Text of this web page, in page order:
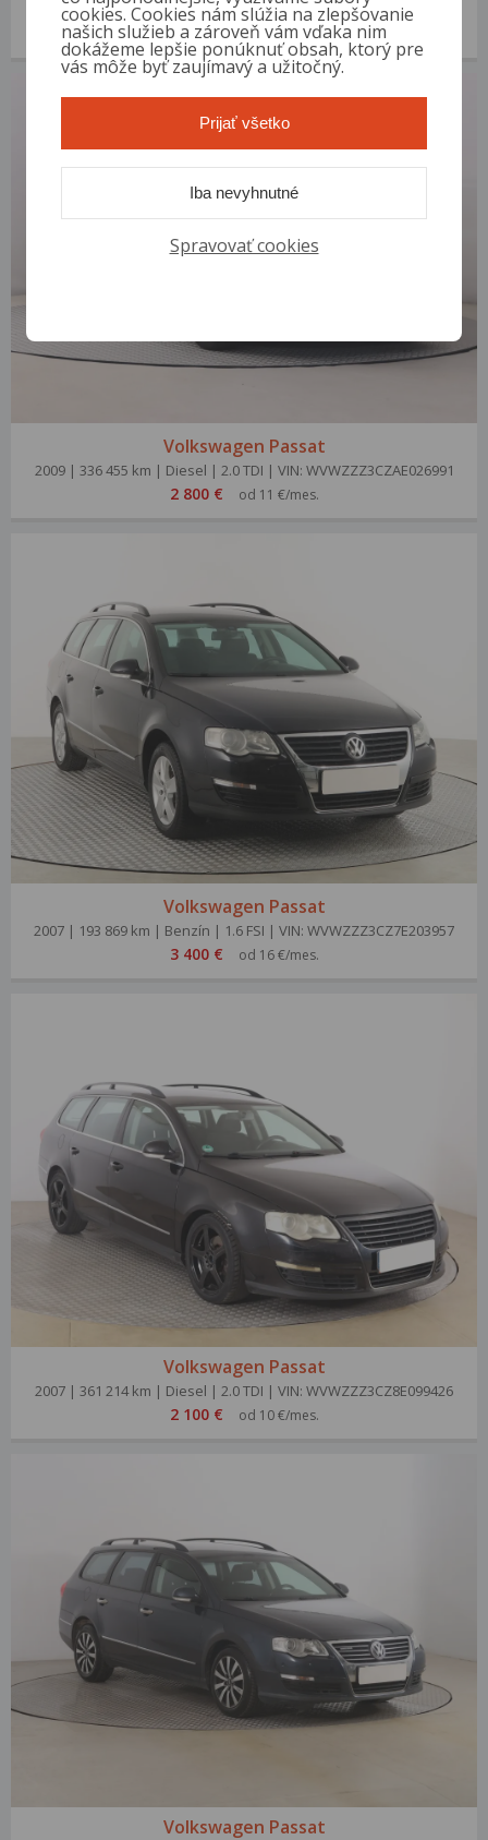
2006 | 253 868 km | Diesel | 2.0 TDI | VIN: WVWZZZ3CZ6P034163
3 000 € od 14 €/mes.
Volkswagen Passat
2009 | 336 455 km | Diesel | 2.0 TDI | VIN: WVWZZZ3CZAE026991
2 800 € od 11 €/mes.
Volkswagen Passat
2007 | 193 869 km | Benzín | 1.6 FSI | VIN: WVWZZZ3CZ7E203957
3 400 € od 16 €/mes.
Volkswagen Passat
2007 | 361 214 km | Diesel | 2.0 TDI | VIN: WVWZZZ3CZ8E099426
2 100 € od 10 €/mes.
Volkswagen Passat
cookies. Cookies nám slúžia na zlepšovanie
našich služieb a zároveň vám vďaka nim
dokážeme lepšie ponúknuť obsah, ktorý pre
vás môže byť zaujímavý a užitočný.
Spravovať cookies
Iba nevyhnutné
Prijať všetko